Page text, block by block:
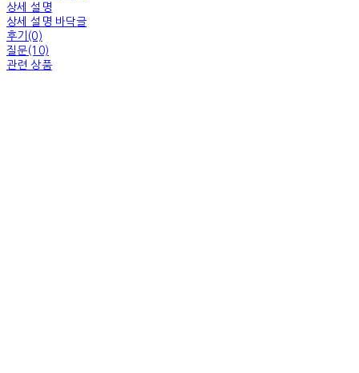
상세 설명
상세 설명 바닥글
후기(0)
질문(10)
관련 상품